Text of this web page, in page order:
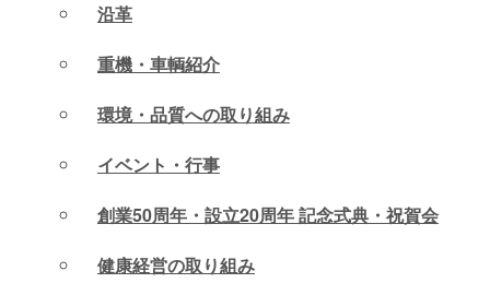
沿革
重機・車輌紹介
環境・品質への取り組み
イベント・行事
創業50周年・設立20周年 記念式典・祝賀会
健康経営の取り組み